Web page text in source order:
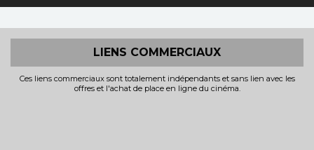
LIENS COMMERCIAUX
Ces liens commerciaux sont totalement indépendants et sans lien avec les
offres et l'achat de place en ligne du cinéma.